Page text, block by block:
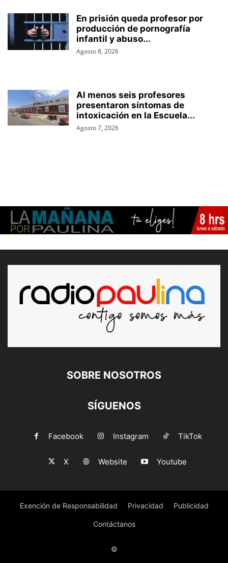
En prisión queda profesor por
producción de pornografía
infantil y abuso...
Agosto 8, 2026
Al menos seis profesores
presentaron síntomas de
intoxicación en la Escuela...
Agosto 7, 2026
SOBRE NOSOTROS
SÍGUENOS
Facebook Instagram TikTok
X Website Youtube
Exención de Responsabilidad Privacidad Publicidad
Contáctanos
©